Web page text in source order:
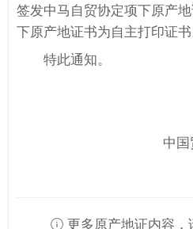
签发中马自贸协定项下原产
下原产地证书为自主打印证书
特此通知。
中
更多原产地证内容，